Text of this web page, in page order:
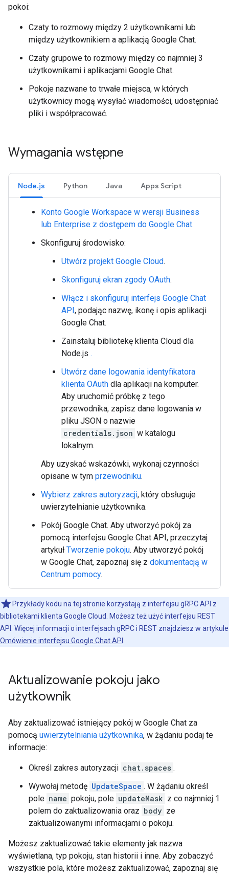
pokoi:
Czaty to rozmowy między 2 użytkownikami lub
między użytkownikiem a aplikacją Google Chat.
Czaty grupowe to rozmowy między co najmniej 3
użytkownikami i aplikacjami Google Chat.
Pokoje nazwane to trwałe miejsca, w których
użytkownicy mogą wysyłać wiadomości, udostępniać
pliki i współpracować.
Wymagania wstępne
Node.js Python Java Apps Script
Konto Google Workspace w wersji Business
lub Enterprise z dostępem do Google Chat.
Skonfiguruj środowisko:
Utwórz projekt Google Cloud.
Skonfiguruj ekran zgody OAuth.
Włącz i skonfiguruj interfejs Google Chat
API, podając nazwę, ikonę i opis aplikacji
Google Chat.
Zainstaluj bibliotekę klienta Cloud dla
Node.js .
Utwórz dane logowania identyfikatora
klienta OAuth dla aplikacji na komputer.
Aby uruchomić próbkę z tego
przewodnika, zapisz dane logowania w
pliku JSON o nazwie
credentials.json w katalogu
lokalnym.
Aby uzyskać wskazówki, wykonaj czynności
opisane w tym przewodniku.
Wybierz zakres autoryzacji, który obsługuje
uwierzytelnianie użytkownika.
Pokój Google Chat. Aby utworzyć pokój za
pomocą interfejsu Google Chat API, przeczytaj
artykuł Tworzenie pokoju. Aby utworzyć pokój
w Google Chat, zapoznaj się z dokumentacją w
Centrum pomocy.
Przykłady kodu na tej stronie korzystają z interfejsu gRPC API z
bibliotekami klienta Google Cloud. Możesz też użyć interfejsu REST
API. Więcej informacji o interfejsach gRPC i REST znajdziesz w artykule
Omówienie interfejsu Google Chat API
Aktualizowanie pokoju jako
użytkownik
Aby zaktualizować istniejący pokój w Google Chat za
pomocą uwierzytelniania użytkownika, w żądaniu podaj te
informacje:
Określ zakres autoryzacji chat.spaces .
Wywołaj metodę UpdateSpace . W żądaniu określ
pole name pokoju, pole updateMask z co najmniej 1
polem do zaktualizowania oraz body ze
zaktualizowanymi informacjami o pokoju.
Możesz zaktualizować takie elementy jak nazwa
wyświetlana, typ pokoju, stan historii i inne. Aby zobaczyć
wszystkie pola, które możesz zaktualizować, zapoznaj się